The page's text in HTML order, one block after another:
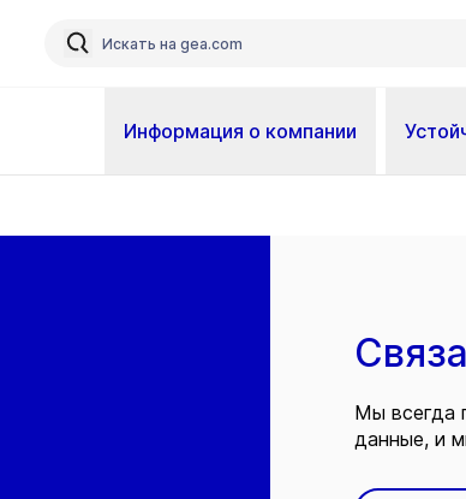
Информация о компании
Мы всегда
данные, и